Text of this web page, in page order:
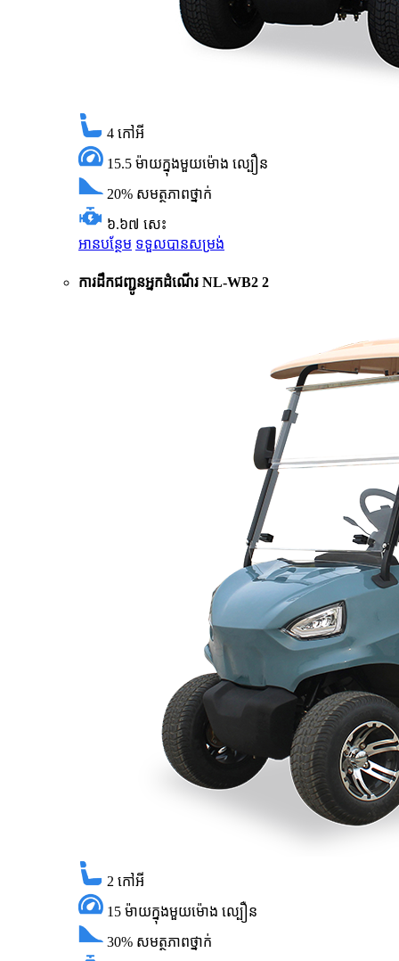
4 កៅអី
15.5 ម៉ាយក្នុងមួយម៉ោង ល្បឿន
20% សមត្ថភាពថ្នាក់
៦.៦៧ សេះ
អានបន្ថែម ទទួលបានសម្រង់
ការដឹកជញ្ជូនអ្នកដំណើរ NL-WB2 2
2 កៅអី
15 ម៉ាយក្នុងមួយម៉ោង ល្បឿន
30% សមត្ថភាពថ្នាក់